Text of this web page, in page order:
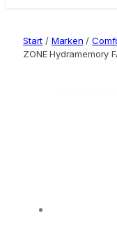
Start / Marken /
ZONE Hydramemory